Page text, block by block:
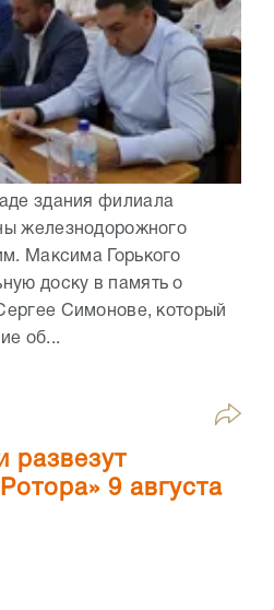
здания филиала
железнодорожного
Максима Горького
доску в память о
Симонове, который
об...
развезут
9 августа